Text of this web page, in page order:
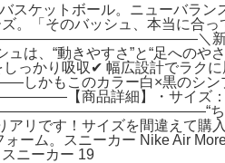
スケットボール。ニューバラ
。「そのバッシュ、本当に
＼新品✨
やすさ”と“足へのやさしさ
っかり吸収✔ 幅広設計でラク
カラー白×黒のシンプルデ
品詳細】・サイズ：24cm
ちゃん
アリです！サイズを間違えて
ォーム。スニーカー Nike Air
ニーカー 19